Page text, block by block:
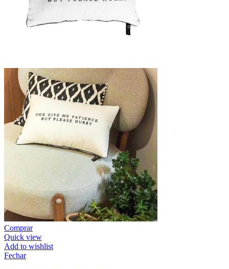
Comprar
Quick view
Add to wishlist
Fechar